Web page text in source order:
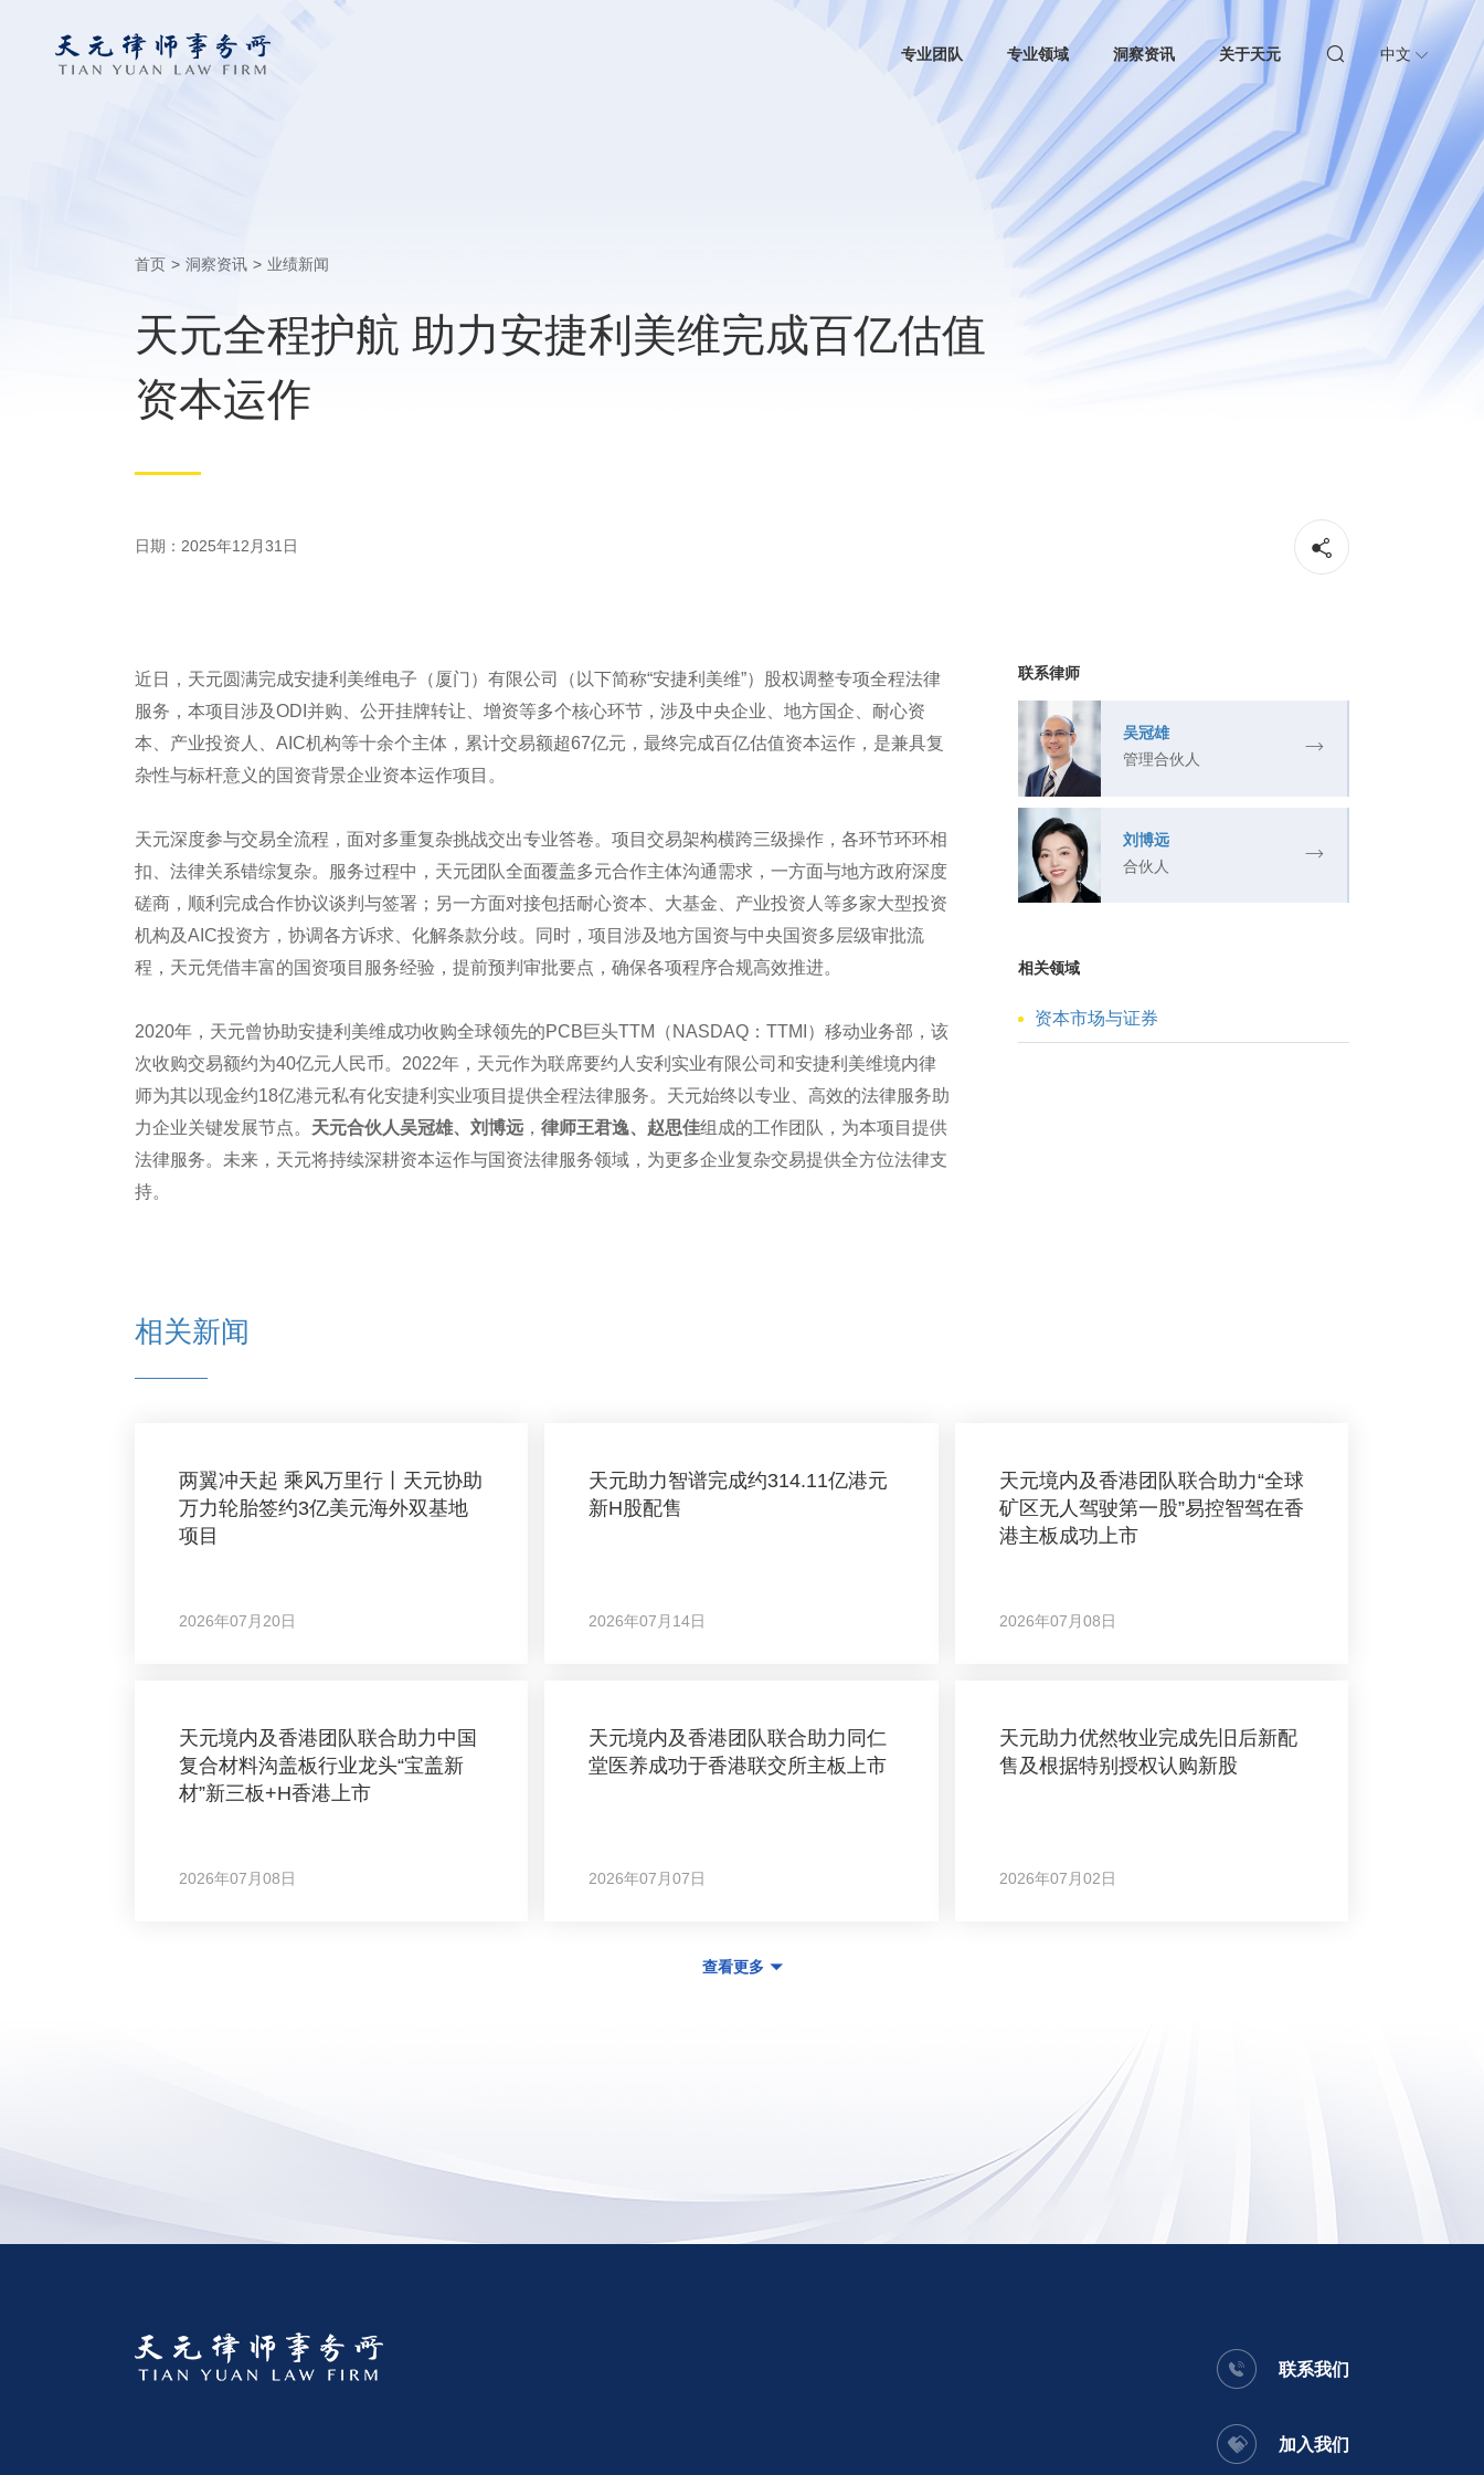
专业团队 专业领域 洞察资讯 关于天元 中文
首页 > 洞察资讯 > 业绩新闻
天元全程护航 助力安捷利美维完成百亿估值
资本运作
日期：2025年12月31日
近日，天元圆满完成安捷利美维电子（厦门）有限公司（以下简称“安捷利美维”）股权调整专项全程法律
服务，本项目涉及ODI并购、公开挂牌转让、增资等多个核心环节，涉及中央企业、地方国企、耐心资
本、产业投资人、AIC机构等十余个主体，累计交易额超67亿元，最终完成百亿估值资本运作，是兼具复
杂性与标杆意义的国资背景企业资本运作项目。
天元深度参与交易全流程，面对多重复杂挑战交出专业答卷。项目交易架构横跨三级操作，各环节环环相
扣、法律关系错综复杂。服务过程中，天元团队全面覆盖多元合作主体沟通需求，一方面与地方政府深度
磋商，顺利完成合作协议谈判与签署；另一方面对接包括耐心资本、大基金、产业投资人等多家大型投资
机构及AIC投资方，协调各方诉求、化解条款分歧。同时，项目涉及地方国资与中央国资多层级审批流
程，天元凭借丰富的国资项目服务经验，提前预判审批要点，确保各项程序合规高效推进。
2020年，天元曾协助安捷利美维成功收购全球领先的PCB巨头TTM（NASDAQ：TTMI）移动业务部，该
次收购交易额约为40亿元人民币。2022年，天元作为联席要约人安利实业有限公司和安捷利美维境内律
师为其以现金约18亿港元私有化安捷利实业项目提供全程法律服务。天元始终以专业、高效的法律服务助
力企业关键发展节点。 天元合伙人吴冠雄、刘博远 ， 律师王君逸、赵思佳组成的工作团队，为本项目提供
法律服务。未来，天元将持续深耕资本运作与国资法律服务领域，为更多企业复杂交易提供全方位法律支
持。
联系律师
吴冠雄
管理合伙人
刘博远
合伙人
相关领域
资本市场与证券
相关新闻
两翼冲天起 乘风万里行丨天元协助
万力轮胎签约3亿美元海外双基地
项目
2026年07月20日
天元助力智谱完成约314.11亿港元
新H股配售
2026年07月14日
天元境内及香港团队联合助力“全球
矿区无人驾驶第一股”易控智驾在香
港主板成功上市
2026年07月08日
天元境内及香港团队联合助力中国
复合材料沟盖板行业龙头“宝盖新
材”新三板+H香港上市
2026年07月08日
天元境内及香港团队联合助力同仁
堂医养成功于香港联交所主板上市
2026年07月07日
天元助力优然牧业完成先旧后新配
售及根据特别授权认购新股
2026年07月02日
查看更多
联系我们
加入我们